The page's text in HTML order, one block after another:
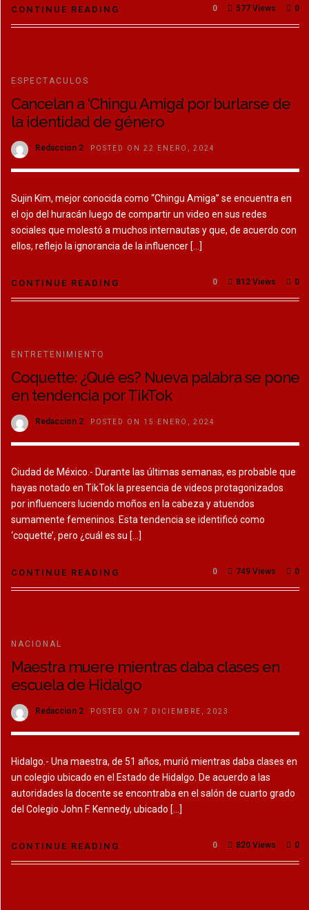
CONTINUE READING 0
577 Views
0
ESPECTACULOS
Cancelan a ‘Chingu Amiga’ por burlarse de
la identidad de género
Redaccion 2 POSTED ON 22 ENERO, 2024
Sujin Kim, mejor conocida como “Chingu Amiga” se encuentra en
el ojo del huracán luego de compartir un video en sus redes
sociales que molestó a muchos internautas y que, de acuerdo con
ellos, reflejo la ignorancia de la influencer […]
CONTINUE READING 0
812 Views
0
ENTRETENIMIENTO
Coquette: ¿Qué es? Nueva palabra se pone
en tendencia por TikTok
Redaccion 2 POSTED ON 15 ENERO, 2024
Ciudad de México.- Durante las últimas semanas, es probable que
hayas notado en TikTok la presencia de videos protagonizados
por influencers luciendo moños en la cabeza y atuendos
sumamente femeninos. Esta tendencia se identificó como
‘coquette’, pero ¿cuál es su […]
CONTINUE READING 0
749 Views
0
NACIONAL
Maestra muere mientras daba clases en
escuela de Hidalgo
Redaccion 2 POSTED ON 7 DICIEMBRE, 2023
Hidalgo.- Una maestra, de 51 años, murió mientras daba clases en
un colegio ubicado en el Estado de Hidalgo. De acuerdo a las
autoridades la docente se encontraba en el salón de cuarto grado
del Colegio John F. Kennedy, ubicado […]
CONTINUE READING 0
820 Views
0